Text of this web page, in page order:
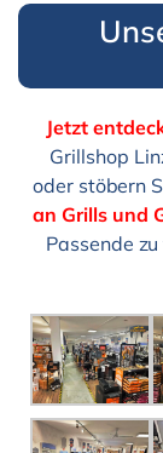
Jetzt
Grillshop
oder stöbern
an Grills und
Passende